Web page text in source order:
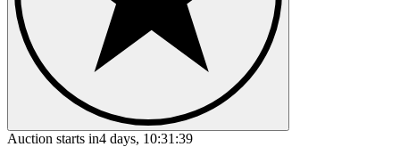
Auction starts in4 days, 10:31:39